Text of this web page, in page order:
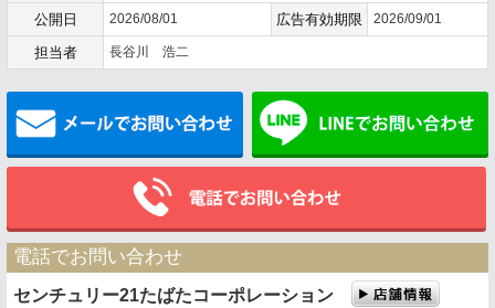
公開日 2026/08/01 広告有効期限 2026/09/01
担当者 長谷川 浩二
メールでお問い合わせ
電話でお問い合わせ
センチュリー21たばたコーポレーション